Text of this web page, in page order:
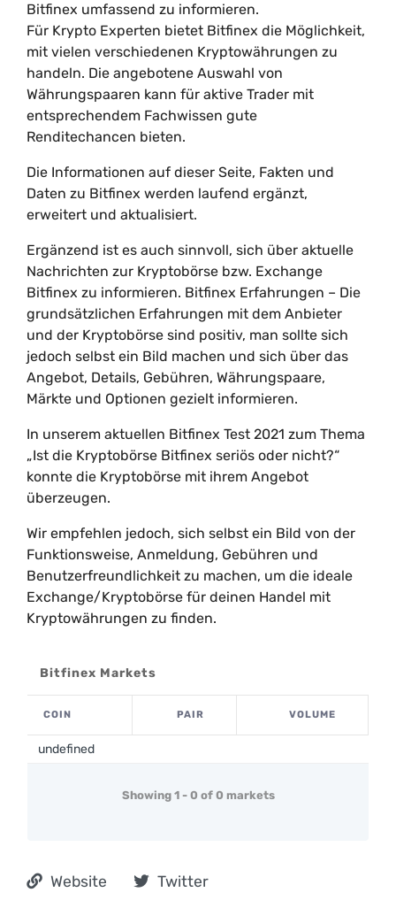
Bitfinex umfassend zu informieren.
Für Krypto Experten bietet Bitfinex die Möglichkeit,
mit vielen verschiedenen Kryptowährungen zu
handeln. Die angebotene Auswahl von
Währungspaaren kann für aktive Trader mit
entsprechendem Fachwissen gute
Renditechancen bieten.
Die Informationen auf dieser Seite, Fakten und
Daten zu Bitfinex werden laufend ergänzt,
erweitert und aktualisiert.
Ergänzend ist es auch sinnvoll, sich über aktuelle
Nachrichten zur Kryptobörse bzw. Exchange
Bitfinex zu informieren. Bitfinex Erfahrungen – Die
grundsätzlichen Erfahrungen mit dem Anbieter
und der Kryptobörse sind positiv, man sollte sich
jedoch selbst ein Bild machen und sich über das
Angebot, Details, Gebühren, Währungspaare,
Märkte und Optionen gezielt informieren.
In unserem aktuellen Bitfinex Test 2021 zum Thema
„Ist die Kryptobörse Bitfinex seriös oder nicht?“
konnte die Kryptobörse mit ihrem Angebot
überzeugen.
Wir empfehlen jedoch, sich selbst ein Bild von der
Funktionsweise, Anmeldung, Gebühren und
Benutzerfreundlichkeit zu machen, um die ideale
Exchange/Kryptobörse für deinen Handel mit
Kryptowährungen zu finden.
Bitfinex Markets
COIN PAIR VOLUME
undefined
Showing 1 - 0 of 0 markets
Website Twitter